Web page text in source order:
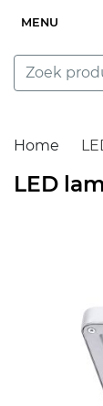
MENU
Home
LED